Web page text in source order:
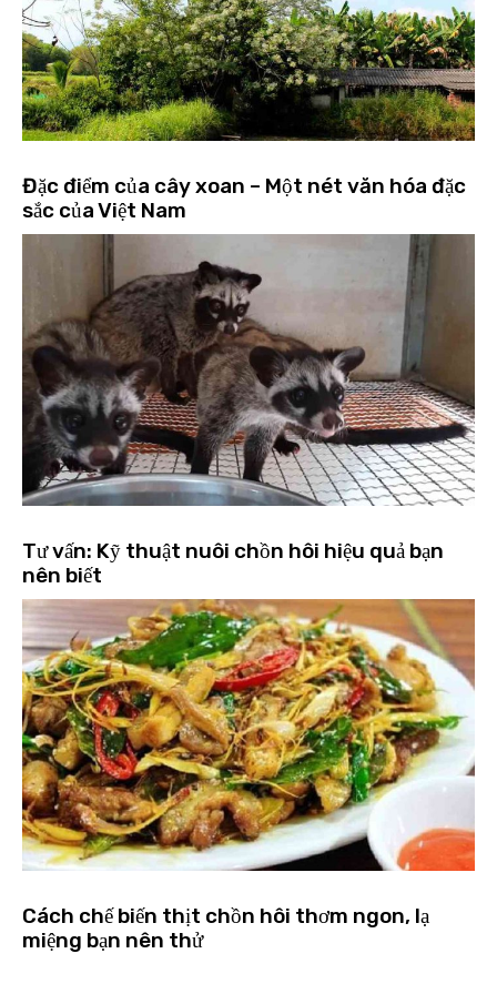
Đặc điểm của cây xoan – Một nét văn hóa đặc
sắc của Việt Nam
Tư vấn: Kỹ thuật nuôi chồn hôi hiệu quả bạn
nên biết
Cách chế biến thịt chồn hôi thơm ngon, lạ
miệng bạn nên thử